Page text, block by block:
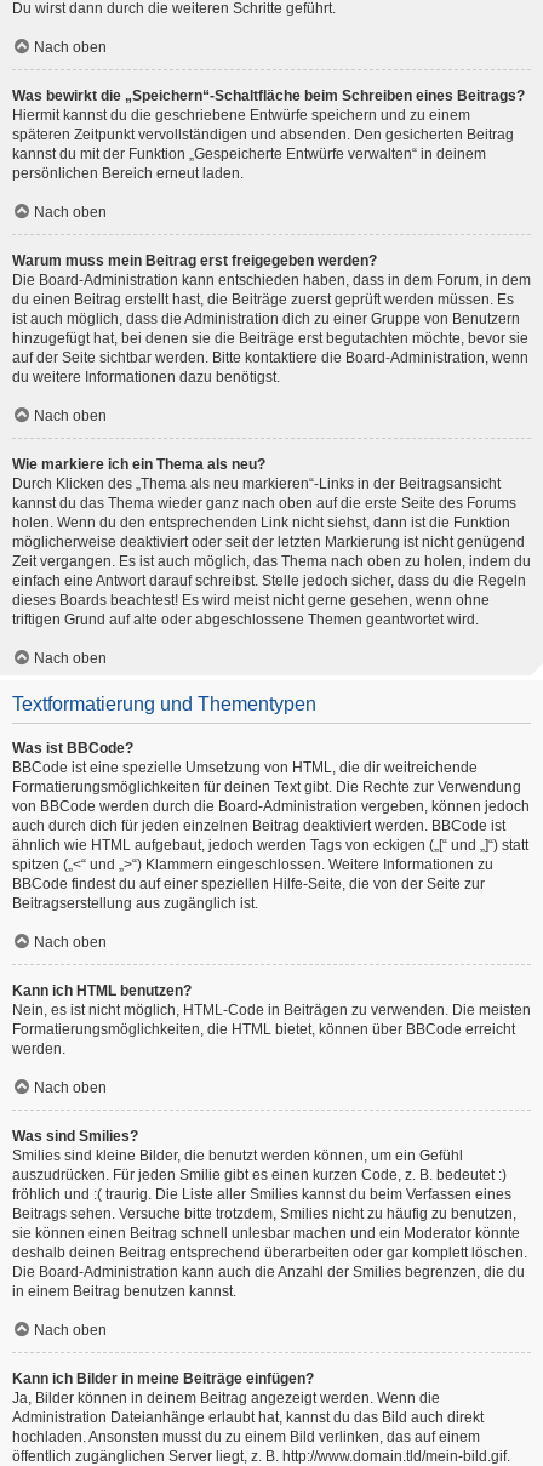
Du wirst dann durch die weiteren Schritte geführt.
Nach oben
Was bewirkt die „Speichern“-Schaltfläche beim Schreiben eines Beitrags?
Hiermit kannst du die geschriebene Entwürfe speichern und zu einem
späteren Zeitpunkt vervollständigen und absenden. Den gesicherten Beitrag
kannst du mit der Funktion „Gespeicherte Entwürfe verwalten“ in deinem
persönlichen Bereich erneut laden.
Nach oben
Warum muss mein Beitrag erst freigegeben werden?
Die Board-Administration kann entschieden haben, dass in dem Forum, in dem
du einen Beitrag erstellt hast, die Beiträge zuerst geprüft werden müssen. Es
ist auch möglich, dass die Administration dich zu einer Gruppe von Benutzern
hinzugefügt hat, bei denen sie die Beiträge erst begutachten möchte, bevor sie
auf der Seite sichtbar werden. Bitte kontaktiere die Board-Administration, wenn
du weitere Informationen dazu benötigst.
Nach oben
Wie markiere ich ein Thema als neu?
Durch Klicken des „Thema als neu markieren“-Links in der Beitragsansicht
kannst du das Thema wieder ganz nach oben auf die erste Seite des Forums
holen. Wenn du den entsprechenden Link nicht siehst, dann ist die Funktion
möglicherweise deaktiviert oder seit der letzten Markierung ist nicht genügend
Zeit vergangen. Es ist auch möglich, das Thema nach oben zu holen, indem du
einfach eine Antwort darauf schreibst. Stelle jedoch sicher, dass du die Regeln
dieses Boards beachtest! Es wird meist nicht gerne gesehen, wenn ohne
triftigen Grund auf alte oder abgeschlossene Themen geantwortet wird.
Nach oben
Textformatierung und Thementypen
Was ist BBCode?
BBCode ist eine spezielle Umsetzung von HTML, die dir weitreichende
Formatierungsmöglichkeiten für deinen Text gibt. Die Rechte zur Verwendung
von BBCode werden durch die Board-Administration vergeben, können jedoch
auch durch dich für jeden einzelnen Beitrag deaktiviert werden. BBCode ist
ähnlich wie HTML aufgebaut, jedoch werden Tags von eckigen („[“ und „]“) statt
spitzen („<“ und „>“) Klammern eingeschlossen. Weitere Informationen zu
BBCode findest du auf einer speziellen Hilfe-Seite, die von der Seite zur
Beitragserstellung aus zugänglich ist.
Nach oben
Kann ich HTML benutzen?
Nein, es ist nicht möglich, HTML-Code in Beiträgen zu verwenden. Die meisten
Formatierungsmöglichkeiten, die HTML bietet, können über BBCode erreicht
werden.
Nach oben
Was sind Smilies?
Smilies sind kleine Bilder, die benutzt werden können, um ein Gefühl
auszudrücken. Für jeden Smilie gibt es einen kurzen Code, z. B. bedeutet :)
fröhlich und :( traurig. Die Liste aller Smilies kannst du beim Verfassen eines
Beitrags sehen. Versuche bitte trotzdem, Smilies nicht zu häufig zu benutzen,
sie können einen Beitrag schnell unlesbar machen und ein Moderator könnte
deshalb deinen Beitrag entsprechend überarbeiten oder gar komplett löschen.
Die Board-Administration kann auch die Anzahl der Smilies begrenzen, die du
in einem Beitrag benutzen kannst.
Nach oben
Kann ich Bilder in meine Beiträge einfügen?
Ja, Bilder können in deinem Beitrag angezeigt werden. Wenn die
Administration Dateianhänge erlaubt hat, kannst du das Bild auch direkt
hochladen. Ansonsten musst du zu einem Bild verlinken, das auf einem
öffentlich zugänglichen Server liegt, z. B. http://www.domain.tld/mein-bild.gif.